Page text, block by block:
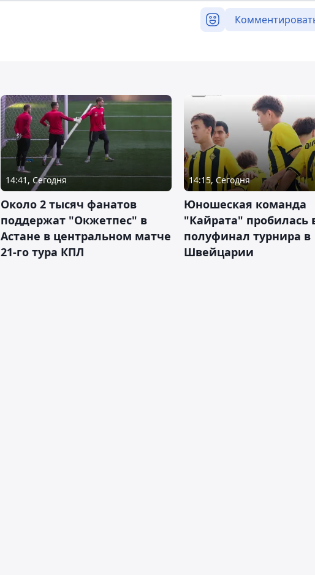
14:41, Сегодня
Около 2 тысяч фанатов
поддержат "Окжетпес" в
Астане в центральном матче
21-го тура КПЛ
14:15, Сегодня
Юношеская команда
"Кайрата" пробилась
полуфинал турнира в
Швейцарии